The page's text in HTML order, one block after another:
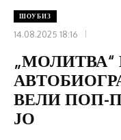
ШОУБИЗ
14.08.2025 18:16
„МОЛИТВА“
ВЕЛИ ПОП-
ЈО